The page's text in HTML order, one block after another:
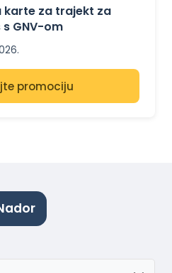
TUNIS
karte za trajekt za
s GNV-om
promociju